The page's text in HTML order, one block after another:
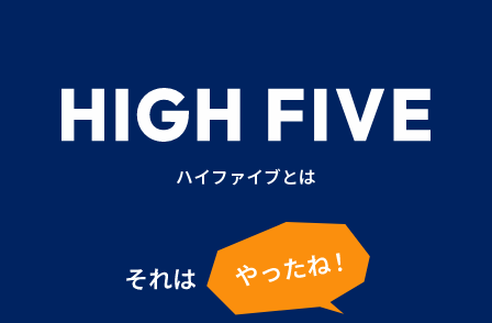
ハイファイブとは